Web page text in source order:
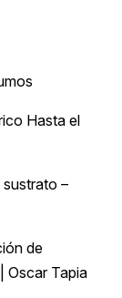
Hasta el
–
de
Oscar Tapia